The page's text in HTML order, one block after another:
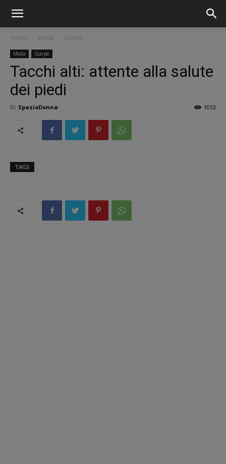
Home Moda Scarpe
Moda Scarpe
Tacchi alti: attente alla salute
dei piedi
Di SpazioDonna 1053
TAGS